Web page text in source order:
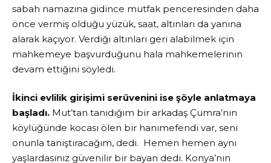
sabah namazına gidince mutfak penceresinden daha
önce vermiş olduğu yüzük, saat, altınları da yanına
alarak kaçıyor. Verdiği altınları geri alabilmek için
mahkemeye başvurduğunu hala mahkemelerinin
devam ettiğini söyledi.
İkinci evlilik girişimi serüvenini ise şöyle anlatmaya
başladı. Mut’tan tanıdığım bir arkadaş Çumra’nın
köylüğünde kocası ölen bir hanımefendi var, seni
onunla tanıştıracağım, dedi. Hemen hemen aynı
yaşlardasınız güvenilir bir bayan dedi. Konya’nın